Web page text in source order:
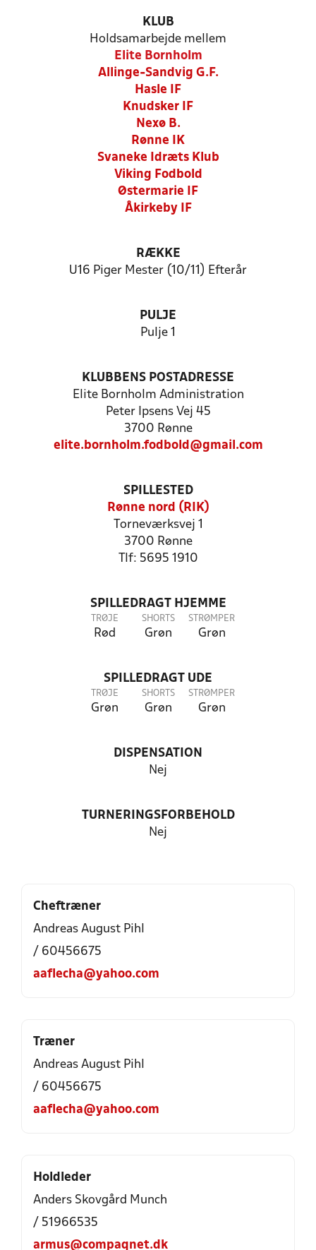
KLUB
Holdsamarbejde mellem
Elite Bornholm
Allinge-Sandvig G.F.
Hasle IF
Knudsker IF
Nexø B.
Rønne IK
Svaneke Idræts Klub
Viking Fodbold
Østermarie IF
Åkirkeby IF
RÆKKE
U16 Piger Mester (10/11) Efterår
PULJE
Pulje 1
KLUBBENS POSTADRESSE
Elite Bornholm Administration
Peter Ipsens Vej 45
3700 Rønne
elite.bornholm.fodbold@gmail.com
SPILLESTED
Rønne nord (RIK)
Torneværksvej 1
3700 Rønne
Tlf: 5695 1910
SPILLEDRAGT HJEMME
TRØJE
Rød
SHORTS
Grøn
STRØMPER
Grøn
SPILLEDRAGT UDE
TRØJE
Grøn
SHORTS
Grøn
STRØMPER
Grøn
DISPENSATION
Nej
TURNERINGSFORBEHOLD
Nej
Cheftræner
Andreas August Pihl
/ 60456675
aaflecha@yahoo.com
Træner
Andreas August Pihl
/ 60456675
aaflecha@yahoo.com
Holdleder
Anders Skovgård Munch
/ 51966535
armus@compaqnet.dk